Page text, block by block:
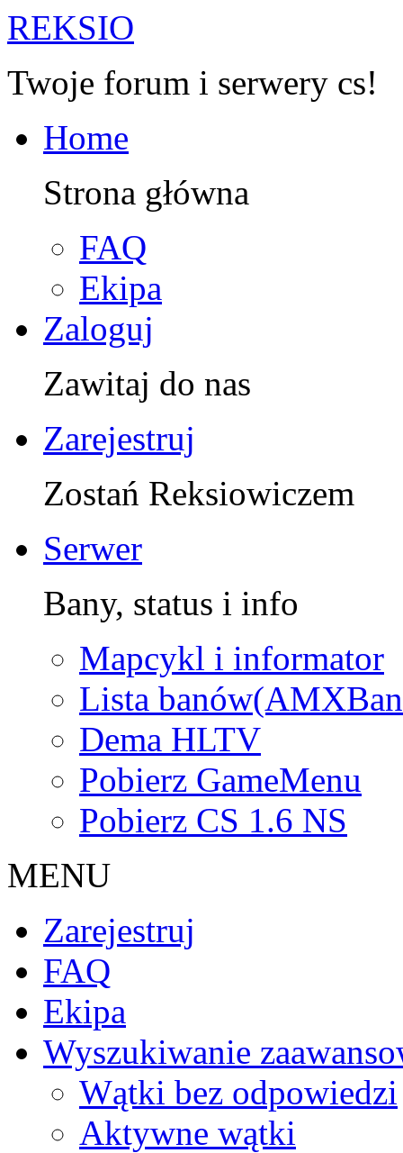
REKSIO
Twoje forum i serwery cs!
Home
Strona główna
FAQ
Ekipa
Zaloguj
Zawitaj do nas
Zarejestruj
Zostań Reksiowiczem
Serwer
Bany, status i info
Mapcykl i informator
Lista
Dema HLTV
Pobierz GameMenu
Pobierz CS 1.6 NS
MENU
Zarejestruj
FAQ
Ekipa
Wyszukiwanie
Wątki bez odpowiedzi
Aktywne wątki